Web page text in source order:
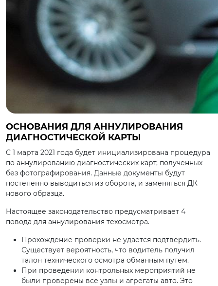
ОСНОВАНИЯ ДЛЯ АННУЛИРОВАНИЯ
ДИАГНОСТИЧЕСКОЙ КАРТЫ
C 1 марта 2021 года будет инициализирована процедура
по аннулированию диагностических карт, полученных
без фотографирования. Данные документы будут
постепенно выводиться из оборота, и заменяться ДК
нового образца.
Настоящее законодательство предусматривает 4
повода для аннулирования техосмотра.
Прохождение проверки не удается подтвердить.
Существует вероятность, что водитель получил
талон технического осмотра обманным путем.
При проведении контрольных мероприятий не
были проверены все узлы и агрегаты авто. Это